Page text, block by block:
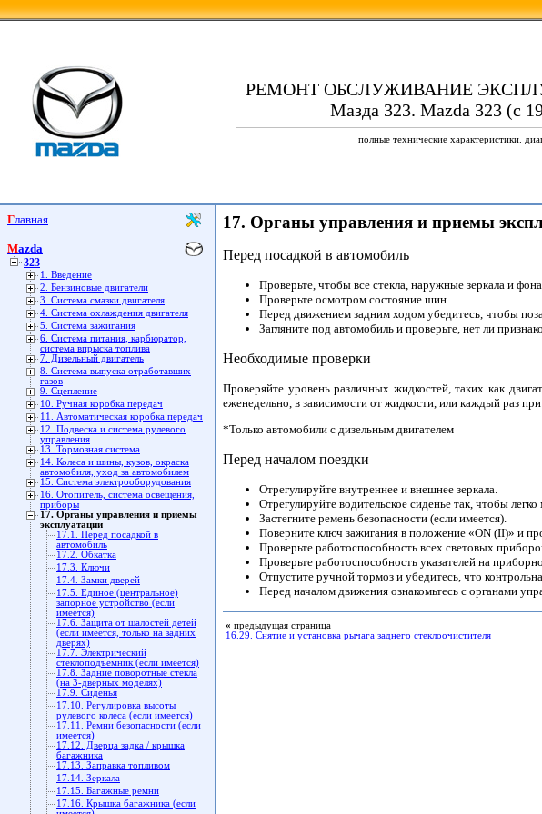
РЕМОНТ ОБСЛУЖИВАНИЕ
Мазда 323. Mazda 323 (с
полные технические характеристики.
Главная
Mazda
323
1. Введение
2. Бензиновые двигатели
3. Система смазки двигателя
4. Система охлаждения двигателя
5. Система зажигания
6. Система питания, карбюратор,
система впрыска топлива
7. Дизельный двигатель
8. Система выпуска отработавших
газов
9. Сцепление
10. Ручная коробка передач
11. Автоматическая коробка передач
12. Подвеска и система рулевого
управления
13. Тормозная система
14. Колеса и шины, кузов, окраска
автомобиля, уход за автомобилем
15. Система электрооборудования
16. Отопитель, система освещения,
приборы
17. Органы управления и приемы
эксплуатации
17.1. Перед посадкой в
автомобиль
17.2. Обкатка
17.3. Ключи
17.4. Замки дверей
17.5. Единое (центральное)
запорное устройство (если
имеется)
17.6. Защита от шалостей детей
(если имеется, только на задних
дверях)
17.7. Электрический
стеклоподъемник (если имеется)
17.8. Задние поворотные стекла
(на 3-дверных моделях)
17.9. Сиденья
17.10. Регулировка высоты
рулевого колеса (если имеется)
17.11. Ремни безопасности (если
имеется)
17.12. Дверца задка / крышка
багажника
17.13. Заправка топливом
17.14. Зеркала
17.15. Багажные ремни
17.16. Крышка багажника (если
17. Органы управления и приемы
Перед посадкой в автомобиль
Проверьте, чтобы все стекла, наружные зеркала и
Проверьте осмотром состояние шин.
Перед движением задним ходом убедитесь, чтобы
Загляните под автомобиль и проверьте, нет ли
Необходимые проверки
Проверяйте уровень различных жидкостей, таких как
еженедельно, в зависимости от жидкости, или каждый раз при
*Только автомобили с дизельным двигателем
Перед началом поездки
Отрегулируйте внутреннее и внешнее зеркала.
Отрегулируйте водительское сиденье так, чтобы
Застегните ремень безопасности (если имеется).
Поверните ключ зажигания в положение «ON (II)» и
Проверьте работоспособность всех световых
Проверьте работоспособность указателей на
Отпустите ручной тормоз и убедитесь, что
Перед началом движения ознакомьтесь с органами
« предыдущая страница
16.29. Снятие и установка рычага заднего стеклоочистителя